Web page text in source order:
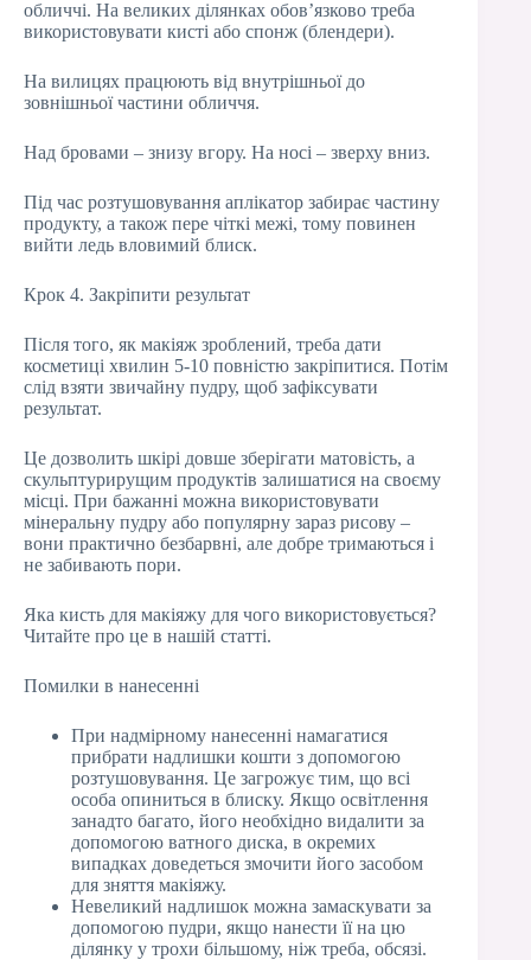
обличчі. На великих ділянках обов’язково треба
використовувати кисті або спонж (блендери).
На вилицях працюють від внутрішньої до
зовнішньої частини обличчя.
Над бровами – знизу вгору. На носі – зверху вниз.
Під час розтушовування аплікатор забирає частину
продукту, а також пере чіткі межі, тому повинен
вийти ледь вловимий блиск.
Крок 4. Закріпити результат
Після того, як макіяж зроблений, треба дати
косметиці хвилин 5-10 повністю закріпитися. Потім
слід взяти звичайну пудру, щоб зафіксувати
результат.
Це дозволить шкірі довше зберігати матовість, а
скульптурирущим продуктів залишатися на своєму
місці. При бажанні можна використовувати
мінеральну пудру або популярну зараз рисову –
вони практично безбарвні, але добре тримаються і
не забивають пори.
Яка кисть для макіяжу для чого використовується?
Читайте про це в нашій статті.
Помилки в нанесенні
При надмірному нанесенні намагатися
прибрати надлишки кошти з допомогою
розтушовування. Це загрожує тим, що всі
особа опиниться в блиску. Якщо освітлення
занадто багато, його необхідно видалити за
допомогою ватного диска, в окремих
випадках доведеться змочити його засобом
для зняття макіяжу.
Невеликий надлишок можна замаскувати за
допомогою пудри, якщо нанести її на цю
ділянку у трохи більшому, ніж треба, обсязі.